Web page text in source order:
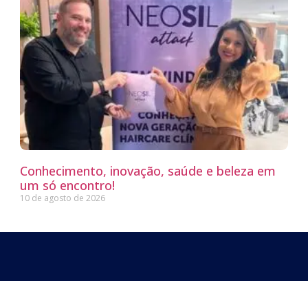
Conhecimento, inovação, saúde e beleza em
um só encontro!
10 de agosto de 2026